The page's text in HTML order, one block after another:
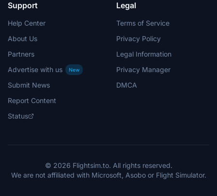
Support
Help Center
About Us
Partners
Advertise with us
New
Submit News
Report Content
Status
Legal
Terms of Service
Privacy Policy
Legal Information
Privacy Manager
DMCA
© 2026 Flightsim.to. All rights reserved.
We are not affiliated with Microsoft, Asobo or Flight Simulator.